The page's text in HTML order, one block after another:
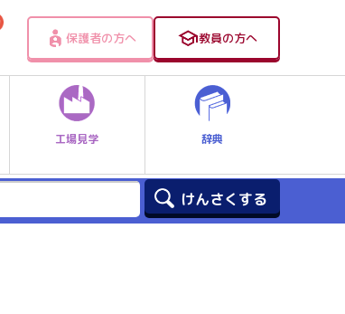
保護者の方へ 教員の方へ
工場見学 辞典